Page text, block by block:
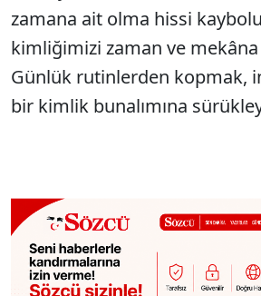
zamana ait olma hissi
kimliğimizi zaman ve mekâna
Günlük rutinlerden kopmak,
bir kimlik bunalımına